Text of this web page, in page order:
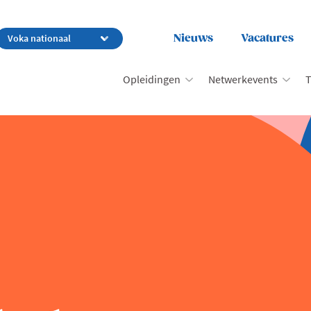
Nieuws Vacatures
Opleidingen Netwerkevents